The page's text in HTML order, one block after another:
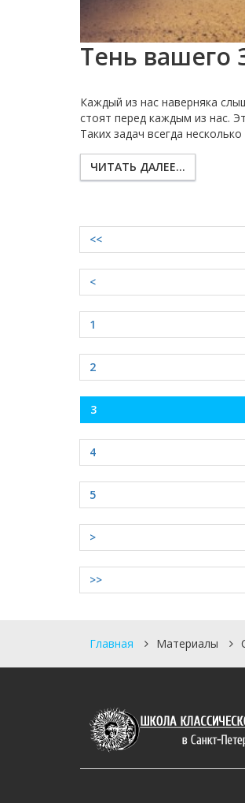
Тень вашего
Каждый из нас наверняка
стоят перед каждым из нас.
Таких задач всегда
ЧИТАТЬ ДАЛЕЕ...
<<
<
1
2
3
4
5
>
>>
Главная Материалы